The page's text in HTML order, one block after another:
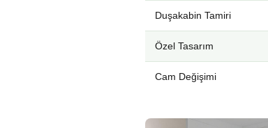
Duşakabin Tamiri
Özel Tasarım
Cam Değişimi